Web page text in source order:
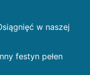
w naszej
festyn pełen